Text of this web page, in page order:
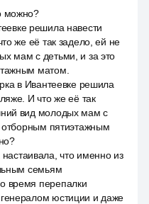
можно?
решила навести
же её так задело, ей не
мам с детьми, и за это
матом.
в Ивантеевке решила
И что же её так
вид молодых мам с
отборным пятиэтажным
что именно из
семьям
время перепалки
юстиции и даже